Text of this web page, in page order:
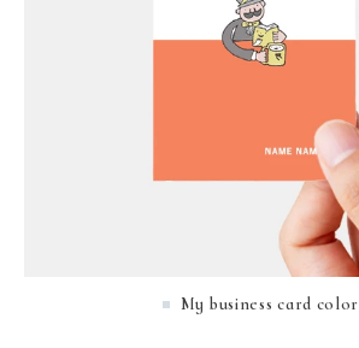
My business card color